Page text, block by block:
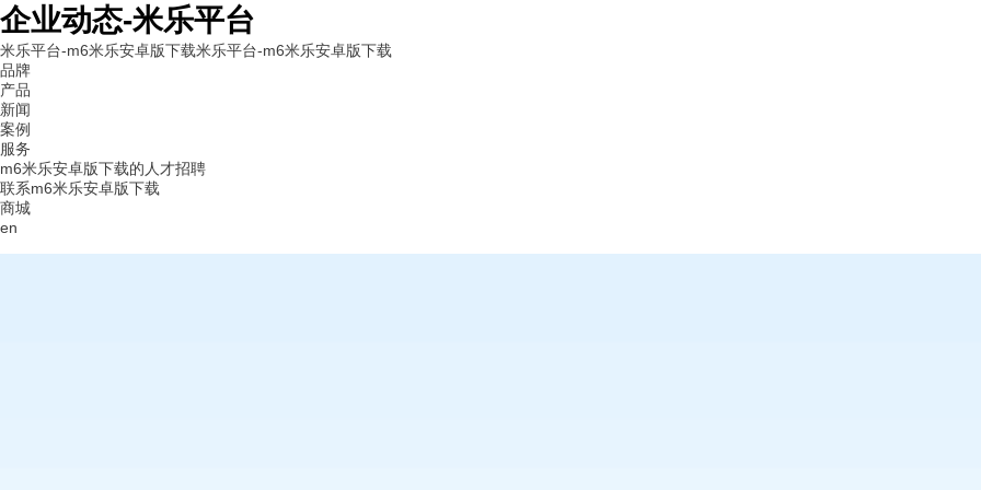
企业动态-米乐平台
米乐平台-m6米乐安卓版下载米乐平台-m6米乐安卓版下载
品牌
产品
新闻
案例
服务
m6米乐安卓版下载的人才招聘
联系m6米乐安卓版下载
商城
en